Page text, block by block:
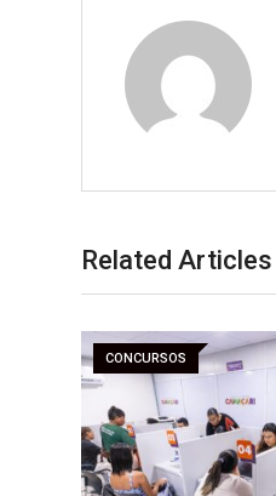
Related Articles
CONCURSOS